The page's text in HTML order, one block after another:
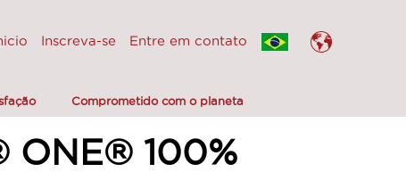
Inscreva-se Entre em contato
Comprometido com o planeta
ONE® 100%